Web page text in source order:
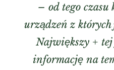
– od tego czasu
urządzeń z których
Największy +
informację na